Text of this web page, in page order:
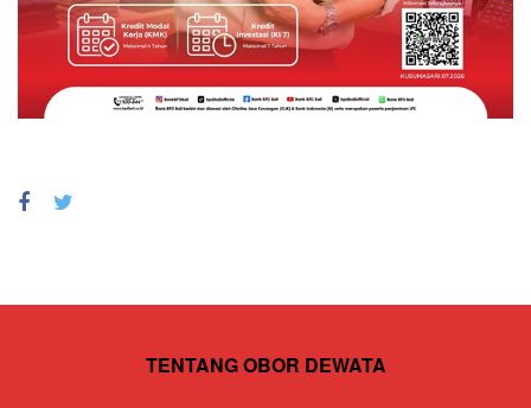
TENTANG OBOR DEWATA